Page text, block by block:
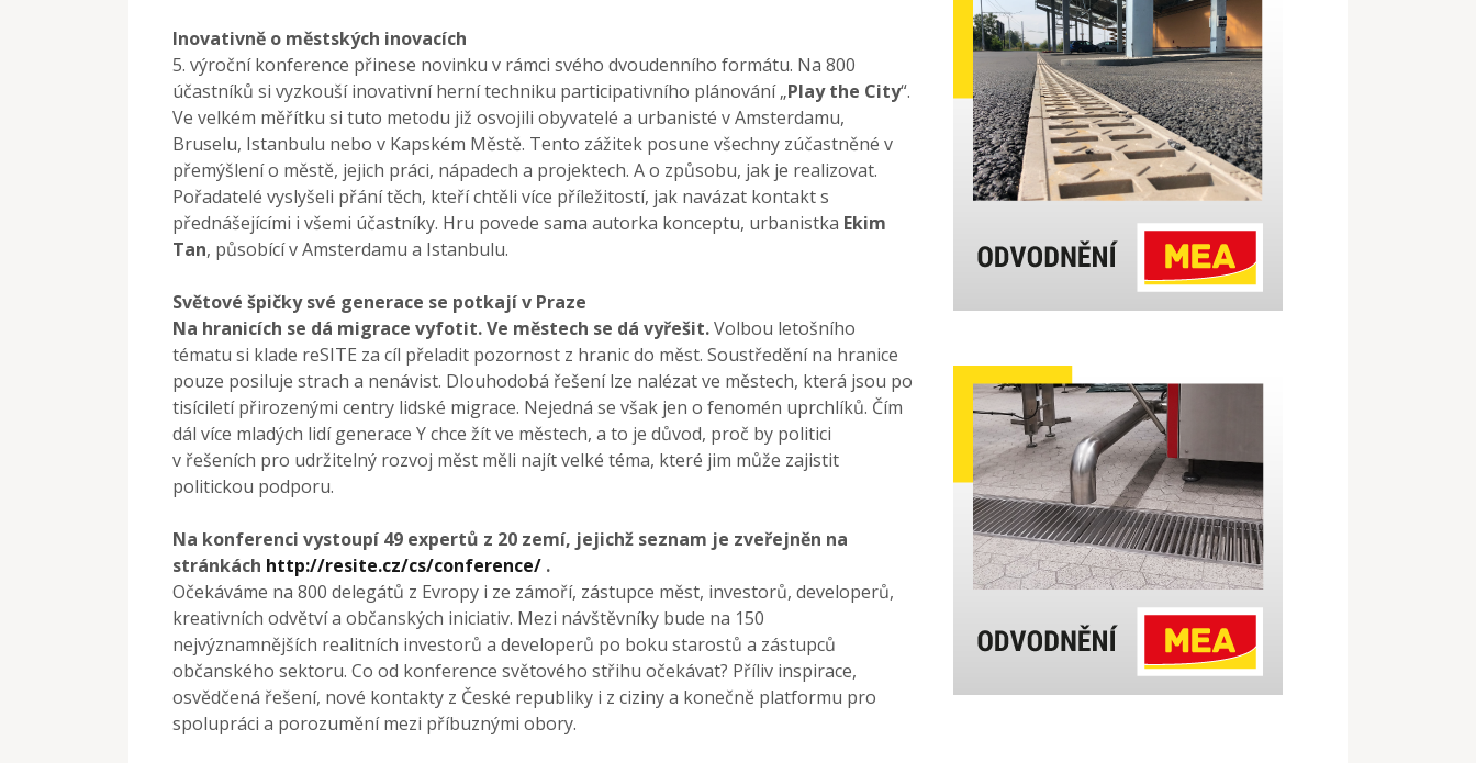
Inovativně o městských inovacích
5. výroční konference přinese novinku v rámci svého dvoudenního formátu. Na 800
účastníků si vyzkouší inovativní herní techniku participativního plánování „Play the City“.
Ve velkém měřítku si tuto metodu již osvojili obyvatelé a urbanisté v Amsterdamu,
Bruselu, Istanbulu nebo v Kapském Městě. Tento zážitek posune všechny zúčastněné v
přemýšlení o městě, jejich práci, nápadech a projektech. A o způsobu, jak je realizovat.
Pořadatelé vyslyšeli přání těch, kteří chtěli více příležitostí, jak navázat kontakt s
přednášejícími i všemi účastníky. Hru povede sama autorka konceptu, urbanistka Ekim
Tan, působící v Amsterdamu a Istanbulu.
Světové špičky své generace se potkají v Praze
Na hranicích se dá migrace vyfotit. Ve městech se dá vyřešit.Volbou letošního
tématu si klade reSITE za cíl přeladit pozornost z hranic do měst. Soustředění na hranice
pouze posiluje strach a nenávist. Dlouhodobá řešení lze nalézat ve městech, která jsou po
tisíciletí přirozenými centry lidské migrace. Nejedná se však jen o fenomén uprchlíků. Čím
dál více mladých lidí generace Y chce žít ve městech, a to je důvod, proč by politici
v řešeních pro udržitelný rozvoj měst měli najít velké téma, které jim může zajistit
politickou podporu.
Na konferenci vystoupí 49 expertů z 20 zemí, jejichž seznam je zveřejněn na
stránkách http://resite.cz/cs/conference/ .
Očekáváme na 800 delegátů z Evropy i ze zámoří, zástupce měst, investorů, developerů,
kreativních odvětví a občanských iniciativ. Mezi návštěvníky bude na 150
nejvýznamnějších realitních investorů a developerů po boku starostů a zástupců
občanského sektoru. Co od konference světového střihu očekávat? Příliv inspirace,
osvědčená řešení, nové kontakty z České republiky i z ciziny a konečně platformu pro
spolupráci a porozumění mezi příbuznými obory.